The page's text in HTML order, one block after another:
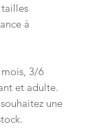
à
3/6
et adulte.
une